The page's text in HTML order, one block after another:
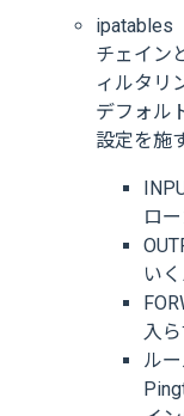
ipatables
チェイン
ィルタリ
デフォル
設定を施
ロ
い
入
ル